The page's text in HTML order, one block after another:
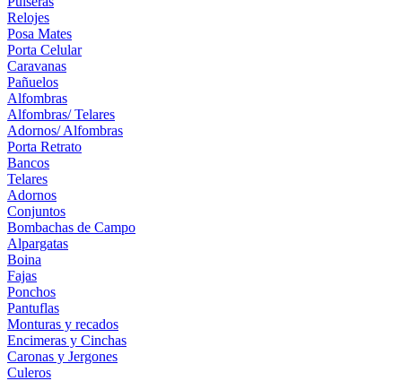
Relojes
Posa Mates
Porta Celular
Caravanas
Pañuelos
Alfombras
Alfombras/ Telares
Adornos/ Alfombras
Porta Retrato
Bancos
Telares
Adornos
Conjuntos
Bombachas de Campo
Alpargatas
Boina
Fajas
Ponchos
Pantuflas
Monturas y recados
Encimeras y Cinchas
Caronas y Jergones
Culeros